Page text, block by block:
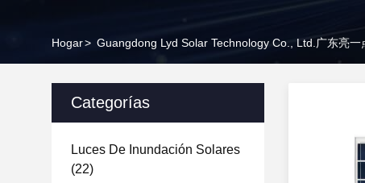
Hogar> Guangdong Lyd Solar Technology Co., Ltd.广东亮
Categorías
Luces De Inundación Solares
(22)